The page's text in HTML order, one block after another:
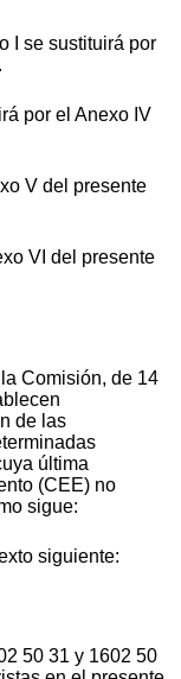
I se sustituirá por
por el Anexo IV
V del presente
VI del presente
Comisión, de 14
de las
última
(CEE) no
sigue:
siguiente:
50 31 y 1602 50